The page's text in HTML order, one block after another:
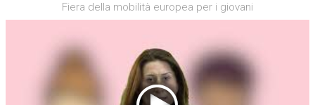
Fiera della mobilità europea per i giovani